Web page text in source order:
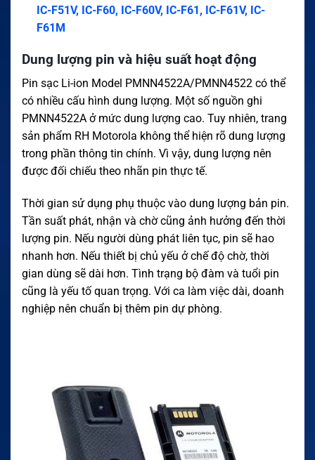
IC-F51V, IC-F60, IC-F60V, IC-F61, IC-F61V, IC-
F61M
Dung lượng pin và hiệu suất hoạt động
Pin sạc Li-ion Model PMNN4522A/PMNN4522 có thể
có nhiều cấu hình dung lượng. Một số nguồn ghi
PMNN4522A ở mức dung lượng cao. Tuy nhiên, trang
sản phẩm RH Motorola không thể hiện rõ dung lượng
trong phần thông tin chính. Vì vậy, dung lượng nên
được đối chiếu theo nhãn pin thực tế.
Thời gian sử dụng phụ thuộc vào dung lượng bản pin.
Tần suất phát, nhận và chờ cũng ảnh hưởng đến thời
lượng pin. Nếu người dùng phát liên tục, pin sẽ hao
nhanh hơn. Nếu thiết bị chủ yếu ở chế độ chờ, thời
gian dùng sẽ dài hơn. Tình trạng bộ đàm và tuổi pin
cũng là yếu tố quan trọng. Với ca làm việc dài, doanh
nghiệp nên chuẩn bị thêm pin dự phòng.